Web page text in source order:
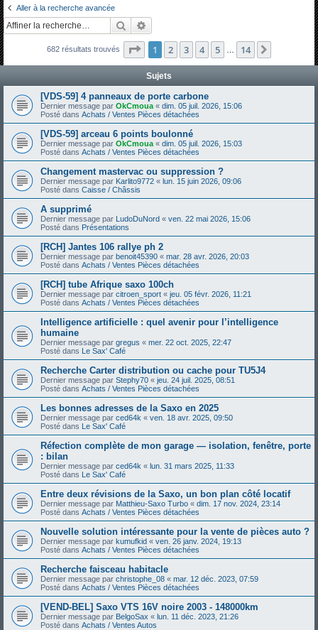
c
Aller à la recherche avancée
Rechercher
682 résultats trouvés Page 1sur14
1 2 3 4 5 14
Sujets
[VDS-59] 4 panneaux de porte carbone
Dernier message par OkCmoua « dim. 05 juil. 2026, 15:06
Posté dans Achats / Ventes Pièces détachées
[VDS-59] arceau 6 points boulonné
Dernier message par OkCmoua « dim. 05 juil. 2026, 15:03
Posté dans Achats / Ventes Pièces détachées
Changement mastervac ou suppression ?
Dernier message par Karlito9772 « lun. 15 juin 2026, 09:06
Posté dans Caisse / Châssis
A supprimé
Dernier message par LudoDuNord « ven. 22 mai 2026, 15:06
Posté dans Présentations
[RCH] Jantes 106 rallye ph 2
Dernier message par benoit45390 « mar. 28 avr. 2026, 20:03
Posté dans Achats / Ventes Pièces détachées
[RCH] tube Afrique saxo 100ch
Dernier message par citroen_sport « jeu. 05 févr. 2026, 11:21
Posté dans Achats / Ventes Pièces détachées
Intelligence artificielle : quel avenir pour l’intelligence
humaine
Dernier message par gregus « mer. 22 oct. 2025, 22:47
Posté dans Le Sax' Café
Recherche Carter distribution ou cache pour TU5J4
Dernier message par Stephy70 « jeu. 24 juil. 2025, 08:51
Posté dans Achats / Ventes Pièces détachées
Les bonnes adresses de la Saxo en 2025
Dernier message par ced64k « ven. 18 avr. 2025, 09:50
Posté dans Le Sax' Café
Réfection complète de mon garage — isolation, fenêtre, porte
: bilan
Dernier message par ced64k « lun. 31 mars 2025, 11:33
Posté dans Le Sax' Café
Entre deux révisions de la Saxo, un bon plan côté locatif
Dernier message par Matthieu-Saxo Turbo « dim. 17 nov. 2024, 23:14
Posté dans Achats / Ventes Pièces détachées
Nouvelle solution intéressante pour la vente de pièces auto ?
Dernier message par kumufkid « ven. 26 janv. 2024, 19:13
Posté dans Achats / Ventes Pièces détachées
Recherche faisceau habitacle
Dernier message par christophe_08 « mar. 12 déc. 2023, 07:59
Posté dans Achats / Ventes Pièces détachées
[VEND-BEL] Saxo VTS 16V noire 2003 - 148000km
Dernier message par BelgoSax « lun. 11 déc. 2023, 21:26
Posté dans Achats / Ventes Autos